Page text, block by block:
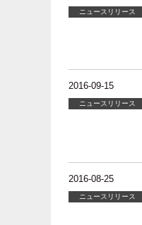
ニュースリリース
2016-09-15
ニュースリリース
2016-08-25
ニュースリリース